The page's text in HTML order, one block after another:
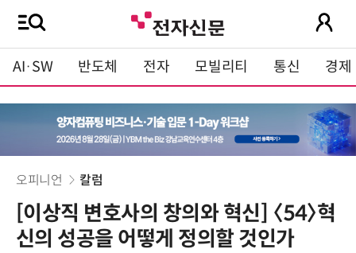
AI·SW 반도체 전자 모빌리티 통신 경제
오피니언 칼럼
[이상직 변호사의 창의와 혁신] 〈54〉혁
신의 성공을 어떻게 정의할 것인가